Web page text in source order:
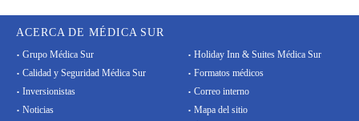
ACERCA DE MÉDICA SUR
Grupo Médica Sur
Calidad y Seguridad Médica Sur
Inversionistas
Noticias
Holiday Inn & Suites Médica Sur
Formatos médicos
Correo interno
Mapa del sitio